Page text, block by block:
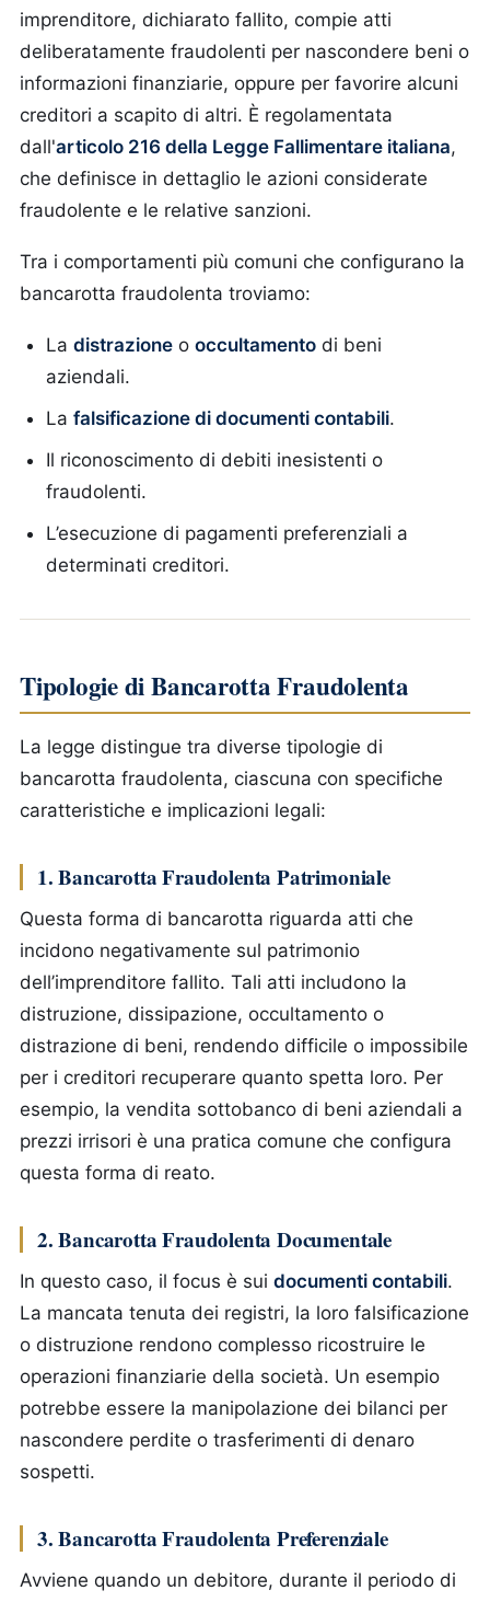
imprenditore, dichiarato fallito, compie atti
deliberatamente fraudolenti per nascondere beni o
informazioni finanziarie, oppure per favorire alcuni
creditori a scapito di altri. È regolamentata
dall'articolo 216 della Legge Fallimentare italiana,
che definisce in dettaglio le azioni considerate
fraudolente e le relative sanzioni.
Tra i comportamenti più comuni che configurano la
bancarotta fraudolenta troviamo:
La distrazione o occultamento di beni
aziendali.
La falsificazione di documenti contabili.
Il riconoscimento di debiti inesistenti o
fraudolenti.
L’esecuzione di pagamenti preferenziali a
determinati creditori.
Tipologie di Bancarotta Fraudolenta
La legge distingue tra diverse tipologie di
bancarotta fraudolenta, ciascuna con specifiche
caratteristiche e implicazioni legali:
1. Bancarotta Fraudolenta Patrimoniale
Questa forma di bancarotta riguarda atti che
incidono negativamente sul patrimonio
dell’imprenditore fallito. Tali atti includono la
distruzione, dissipazione, occultamento o
distrazione di beni, rendendo difficile o impossibile
per i creditori recuperare quanto spetta loro. Per
esempio, la vendita sottobanco di beni aziendali a
prezzi irrisori è una pratica comune che configura
questa forma di reato.
2. Bancarotta Fraudolenta Documentale
In questo caso, il focus è sui documenti contabili.
La mancata tenuta dei registri, la loro falsificazione
o distruzione rendono complesso ricostruire le
operazioni finanziarie della società. Un esempio
potrebbe essere la manipolazione dei bilanci per
nascondere perdite o trasferimenti di denaro
sospetti.
3. Bancarotta Fraudolenta Preferenziale
Avviene quando un debitore, durante il periodo di